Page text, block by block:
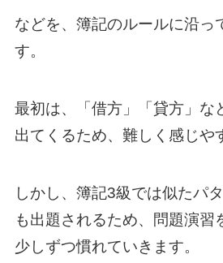
などを、簿記のルールに沿っ
す。
最初は、「借方」「貸方」な
出てくるため、難しく感じや
しかし、簿記3級では似たパ
も出題されるため、問題演習
少しずつ慣れていきます。